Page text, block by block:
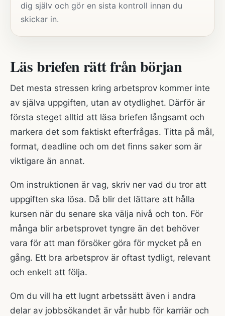
dig själv och gör en sista kontroll innan du
skickar in.
Läs briefen rätt från början
Det mesta stressen kring arbetsprov kommer inte
av själva uppgiften, utan av otydlighet. Därför är
första steget alltid att läsa briefen långsamt och
markera det som faktiskt efterfrågas. Titta på mål,
format, deadline och om det finns saker som är
viktigare än annat.
Om instruktionen är vag, skriv ner vad du tror att
uppgiften ska lösa. Då blir det lättare att hålla
kursen när du senare ska välja nivå och ton. För
många blir arbetsprovet tyngre än det behöver
vara för att man försöker göra för mycket på en
gång. Ett bra arbetsprov är oftast tydligt, relevant
och enkelt att följa.
Om du vill ha ett lugnt arbetssätt även i andra
delar av jobbsökandet är vår hubb för karriär och